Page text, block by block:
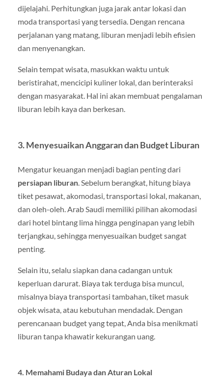
dijelajahi. Perhitungkan juga jarak antar lokasi dan
moda transportasi yang tersedia. Dengan rencana
perjalanan yang matang, liburan menjadi lebih efisien
dan menyenangkan.
Selain tempat wisata, masukkan waktu untuk
beristirahat, mencicipi kuliner lokal, dan berinteraksi
dengan masyarakat. Hal ini akan membuat pengalaman
liburan lebih kaya dan berkesan.
3. Menyesuaikan Anggaran dan Budget Liburan
Mengatur keuangan menjadi bagian penting dari
persiapan liburan. Sebelum berangkat, hitung biaya
tiket pesawat, akomodasi, transportasi lokal, makanan,
dan oleh-oleh. Arab Saudi memiliki pilihan akomodasi
dari hotel bintang lima hingga penginapan yang lebih
terjangkau, sehingga menyesuaikan budget sangat
penting.
Selain itu, selalu siapkan dana cadangan untuk
keperluan darurat. Biaya tak terduga bisa muncul,
misalnya biaya transportasi tambahan, tiket masuk
objek wisata, atau kebutuhan mendadak. Dengan
perencanaan budget yang tepat, Anda bisa menikmati
liburan tanpa khawatir kekurangan uang.
4. Memahami Budaya dan Aturan Lokal